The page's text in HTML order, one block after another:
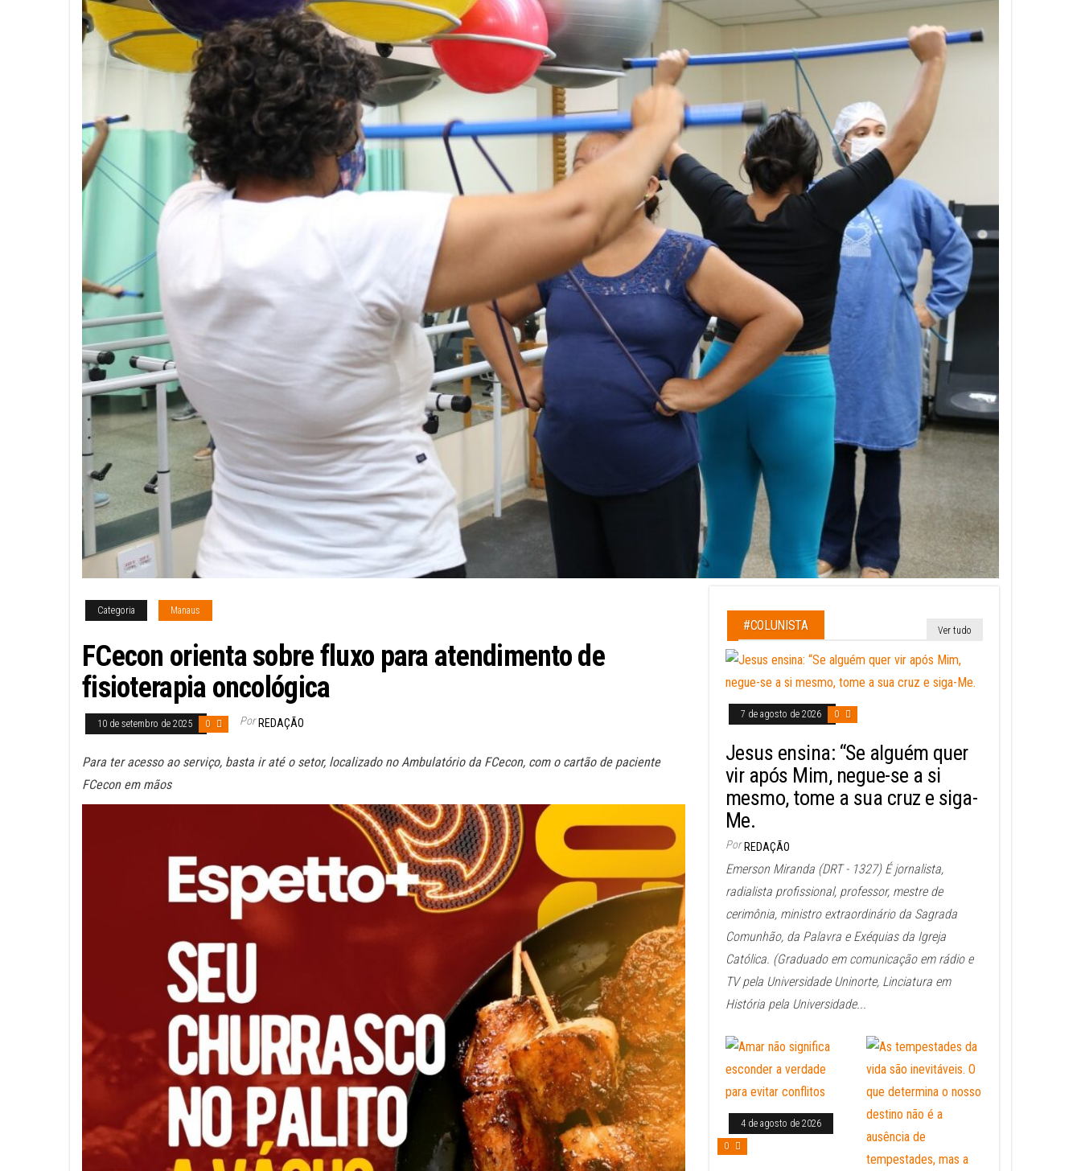
Categoria Manaus
FCecon orienta sobre fluxo para atendimento de
fisioterapia oncológica
10 de setembro de 2025 0 Por REDAÇÃO
Para ter acesso ao serviço, basta ir até o setor, localizado no Ambulatório da FCecon, com o cartão de paciente
FCecon em mãos
#COLUNISTA Ver tudo
7 de agosto de 2026 0
Jesus ensina: “Se alguém quer
vir após Mim, negue-se a si
mesmo, tome a sua cruz e siga-
Me.
Por REDAÇÃO
Emerson Miranda (DRT - 1327) É jornalista,
radialista profissional, professor, mestre de
cerimônia, ministro extraordinário da Sagrada
Comunhão, da Palavra e Exéquias da Igreja
Católica. (Graduado em comunicação em rádio e
TV pela Universidade Uninorte, Linciatura em
História pela Universidade...
4 de agosto de 2026
0